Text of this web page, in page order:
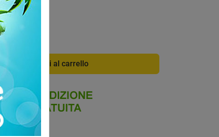
info
Aggiungi al carrello